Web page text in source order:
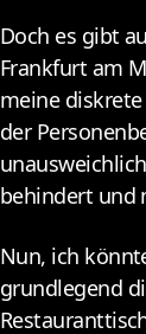
Doch es gibt
Frankfurt am
meine
der
behindert und
Nun, ich
grundlegend